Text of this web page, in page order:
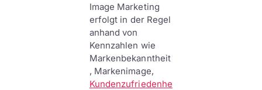
Image Marketing
erfolgt in der Regel
anhand von
Kennzahlen wie
Markenbekanntheit
, Markenimage,
Kundenzufriedenhe